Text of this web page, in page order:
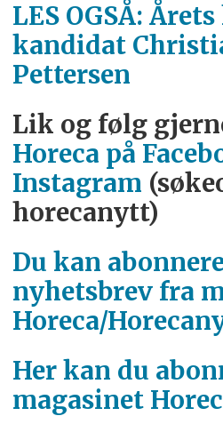
LES OGSÅ:
kandidat
Pettersen
Lik og følg
Horeca på
Instagram
horecanytt)
Du kan
nyhetsbrev fra
Horeca/
Her kan du
magasinet